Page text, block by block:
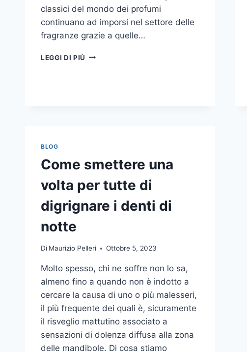
classici del mondo dei profumi
continuano ad imporsi nel settore delle
fragranze grazie a quelle…
LEGGI DI PIÙ
BLOG
Come smettere una
volta per tutte di
digrignare i denti di
notte
Di Maurizio Pelleri Ottobre 5, 2023
Molto spesso, chi ne soffre non lo sa,
almeno fino a quando non è indotto a
cercare la causa di uno o più malesseri,
il più frequente dei quali è, sicuramente
il risveglio mattutino associato a
sensazioni di dolenza diffusa alla zona
delle mandibole. Di cosa stiamo